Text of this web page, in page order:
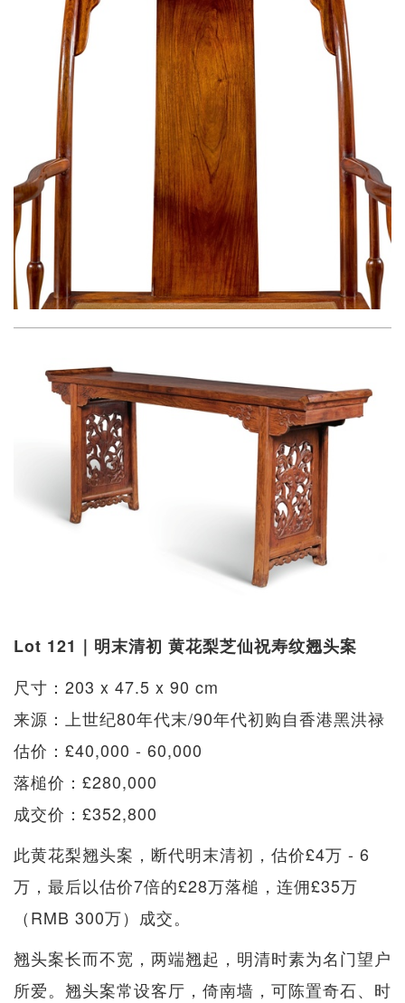
Lot 121｜明末清初 黄花梨芝仙祝寿纹翘头案
尺寸：203 x 47.5 x 90 cm
来源：上世纪80年代末/90年代初购自香港黑洪禄
估价：£40,000 - 60,000
落槌价：£280,000
成交价：£352,800
此黄花梨翘头案，断代明末清初，估价£4万 - 6
万，最后以估价7倍的£28万落槌，连佣£35万
（RMB 300万）成交。
翘头案长而不宽，两端翘起，明清时素为名门望户
所爱。翘头案常设客厅，倚南墙，可陈置奇石、时